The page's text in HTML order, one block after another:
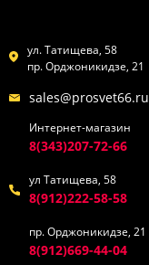
ул. Татищева, 58
пр. Орджоникидзе, 21
sales@prosvet66.ru
Интернет-магазин
8(343)207-72-66
ул Татищева, 58
8(912)222-58-58
пр. Орджоникидзе, 21
8(912)669-44-04